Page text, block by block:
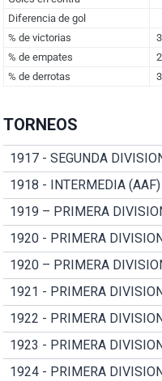
TORNEOS
1917 - SEGUNDA
1918 - INTERMEDIA (AAF)
1919 – PRIMERA
1920 - PRIMERA
1920 – PRIMERA
1921 - PRIMERA
1922 - PRIMERA
1923 - PRIMERA
1924 - PRIMERA